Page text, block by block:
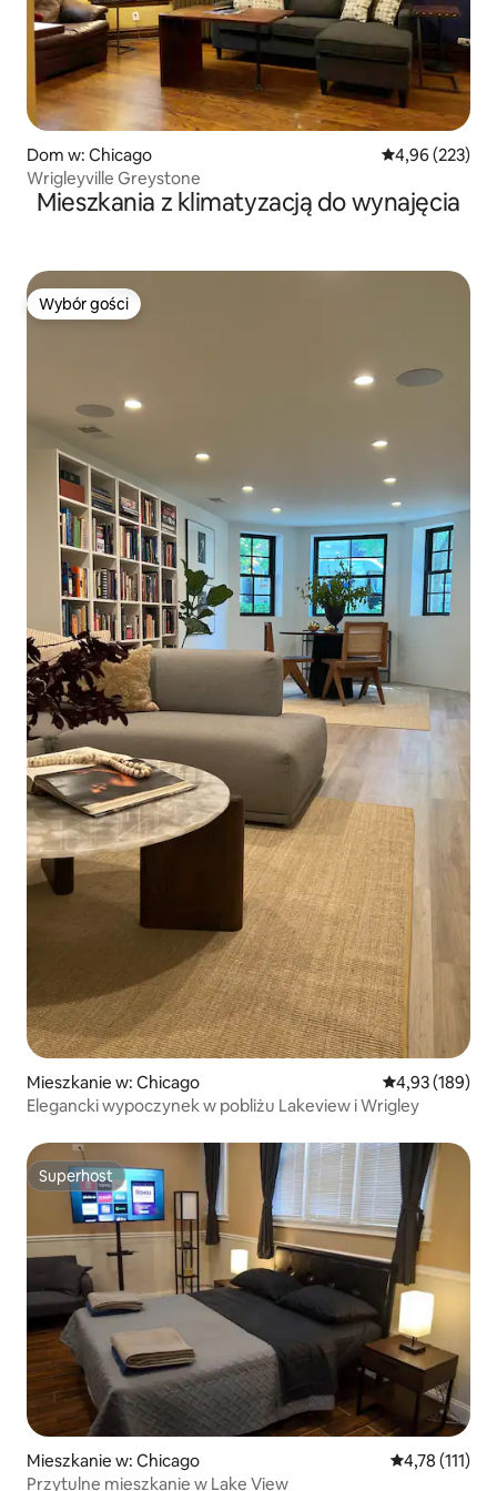
Dom w: Chicago Średnia
4,96 (223)
Wrigleyville Greystone
Mieszkania z klimatyzacją do wynajęcia
Wybór gości
Wybór gości
Mieszkanie w: Chicago Średnia
4,93 (189)
Elegancki wypoczynek w pobliżu Lakeview i Wrigley
Superhost
Superhost
Mieszkanie w: Chicago Średnia
4,78 (111)
Przytulne mieszkanie w Lake View